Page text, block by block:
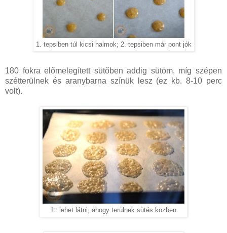
1. tepsiben túl kicsi halmok; 2. tepsiben már pont jók
180 fokra előmelegített sütőben addig sütöm, míg szépen
szétterülnek és aranybarna színük lesz (ez kb. 8-10 perc
volt).
Itt lehet látni, ahogy terülnek sütés közben